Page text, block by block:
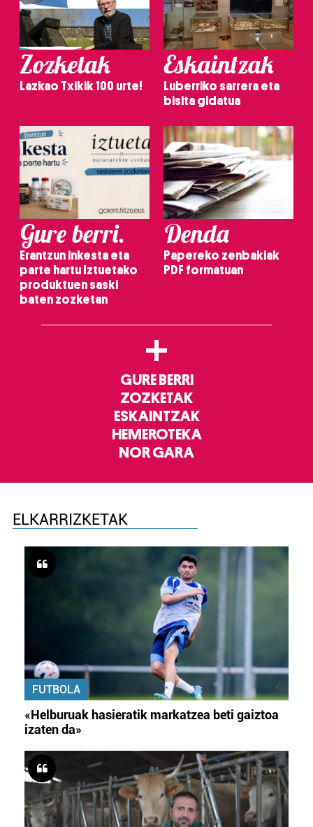
Zozketak
Lazkao Txikik 100 urte!
Eskaintzak
Luberriko sarrera eta
bisita gidatua
Gure berri.
Erantzun inkesta eta
parte hartu Iztuetako
produktuen saski
baten zozketan
Denda
Papereko zenbakiak
PDF formatuan
+
GURE BERRI
ZOZKETAK
ESKAINTZAK
HEMEROTEKA
NOR GARA
ELKARRIZKETAK
FUTBOLA
«Helburuak hasieratik markatzea beti gaiztoa
izaten da»